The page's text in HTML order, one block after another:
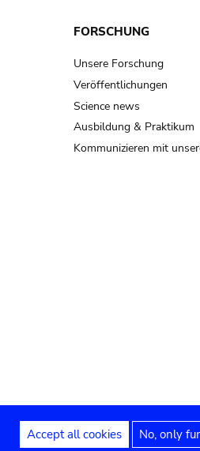
FORSCHUNG
Unsere Forschung
Veröffentlichungen
Science news
Ausbildung & Praktikum
Kommunizieren mit
Accept all cookies No, only